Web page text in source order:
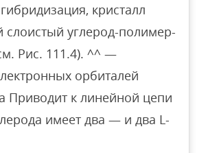
кристалл
слоистый углерод-полимер-
Рис. 111.4). ^^ —
орбиталей
Приводит к линейной цепи
имеет два — и два L-